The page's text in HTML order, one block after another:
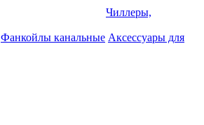
Чиллеры,
Фанкойлы канальные Аксессуары для